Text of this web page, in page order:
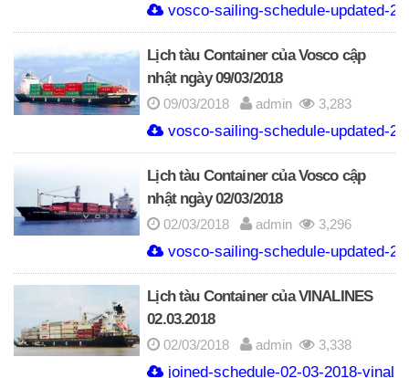
vosco-sailing-schedule-updated-
Lịch tàu Container của Vosco cập
nhật ngày 09/03/2018
09/03/2018 admin 3,283
vosco-sailing-schedule-updated-
Lịch tàu Container của Vosco cập
nhật ngày 02/03/2018
02/03/2018 admin 3,296
vosco-sailing-schedule-updated-
Lịch tàu Container của VINALINES
02.03.2018
02/03/2018 admin 3,338
joined-schedule-02-03-2018-